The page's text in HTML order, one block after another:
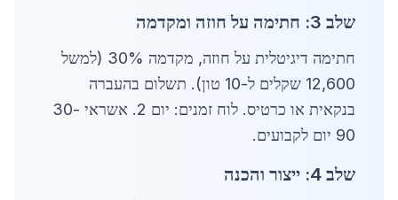
שלב 3: חתימה על חוזה ומקדמה
חתימה דיגיטלית על חוזה, מקדמה 30% (למשל
12,600 שקלים ל-10 טון). תשלום בהעברה
בנקאית או כרטיס. לוח זמנים: יום 2. אשראי 30-
90 יום לקבועים.
שלב 4: ייצור והכנה